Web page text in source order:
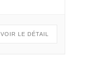
VOIR LE DÉTAIL